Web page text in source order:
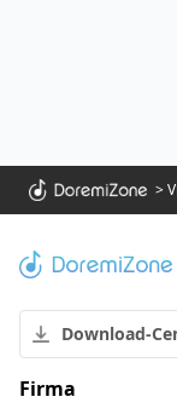
>
Download-
Firma